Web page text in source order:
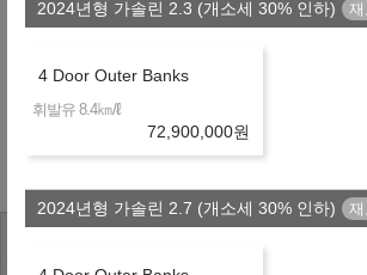
※ 약정거리 : 2만km/년
※ 보험 : 대인 무한, 대물 1억, 26세이상
2024년형 가솔린 2.3 (개소세 30% 인하)
4 Door Outer Banks
휘발유 8.4㎞/ℓ
72,900,000원
2024년형 가솔린 2.7 (개소세 30% 인하)